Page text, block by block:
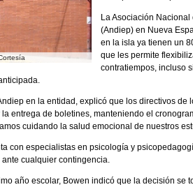
La Asociación
(Andiep) en Nueva
en la isla ya tienen un
que les permite
contratiempos, incluso
en la entidad, explicó que los directivos de
entrega de boletines, manteniendo el
cuidando la salud emocional de nuestros
con especialistas en psicología y
cualquier contingencia.
año escolar, Bowen indicó que la decisión se